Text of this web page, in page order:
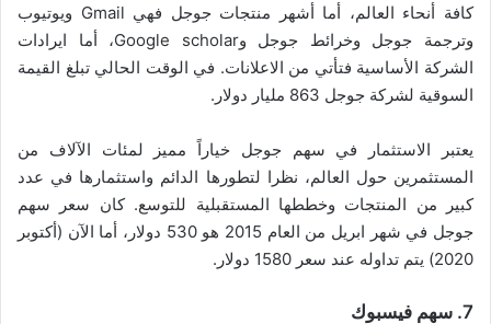
كافة أنحاء العالم، أما أشهر منتجات جوجل فهي Gmail ويوتيوب
وترجمة جوجل وخرائط جوجل وGoogle scholar، أما ايرادات
الشركة الأساسية فتأتي من الاعلانات. في الوقت الحالي تبلغ القيمة
السوقية لشركة جوجل 863 مليار دولار.
يعتبر الاستثمار في سهم جوجل خياراً مميز لمئات الآلاف من
المستثمرين حول العالم، نظرا لتطورها الدائم واستثمارها في عدد
كبير من المنتجات وخططها المستقبلية للتوسع. كان سعر سهم
جوجل في شهر ابريل من العام 2015 هو 530 دولار، أما الآن (أكتوبر
2020) يتم تداوله عند سعر 1580 دولار.
7. سهم فيسبوك